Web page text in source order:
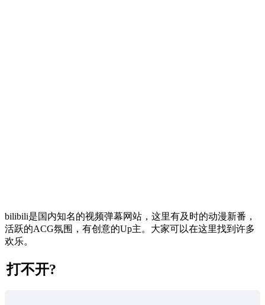
bilibili是国内知名的视频弹幕网站，这里有及时的动漫新番，
活跃的ACG氛围，有创意的Up主。大家可以在这里找到许多
欢乐。
打不开?